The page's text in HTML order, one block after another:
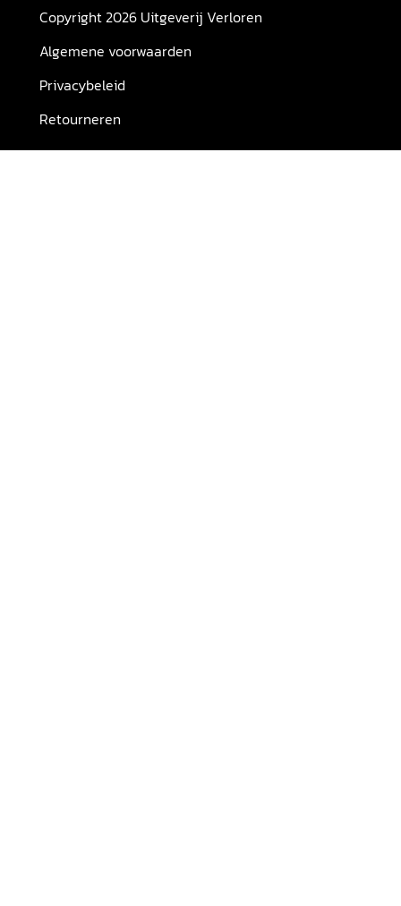
Copyright 2026 Uitgeverij Verloren
Algemene voorwaarden
Privacybeleid
Retourneren